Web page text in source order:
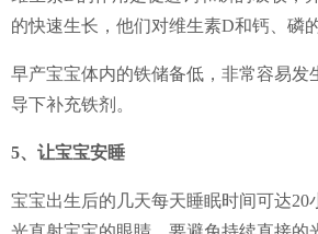
的快速生长，他们对维生素D和钙、磷
早产宝宝体内的铁储备低，非常容易
导下补充铁剂。
5、 让宝宝安睡
宝宝出生后的几天每天睡眠时间可达